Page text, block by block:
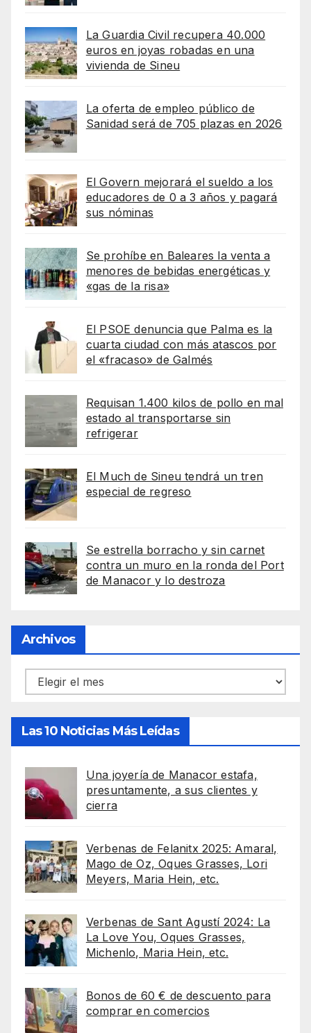
La Guardia Civil recupera 40.000
euros en joyas robadas en una
vivienda de Sineu
La oferta de empleo público de
Sanidad será de 705 plazas en 2026
El Govern mejorará el sueldo a los
educadores de 0 a 3 años y pagará
sus nóminas
Se prohíbe en Baleares la venta a
menores de bebidas energéticas y
«gas de la risa»
El PSOE denuncia que Palma es la
cuarta ciudad con más atascos por
el «fracaso» de Galmés
Requisan 1.400 kilos de pollo en mal
estado al transportarse sin
refrigerar
El Much de Sineu tendrá un tren
especial de regreso
Se estrella borracho y sin carnet
contra un muro en la ronda del Port
de Manacor y lo destroza
Archivos
Archivos
Las 10 Noticias Más Leídas
Una joyería de Manacor estafa,
presuntamente, a sus clientes y
cierra
Verbenas de Felanitx 2025: Amaral,
Mago de Oz, Oques Grasses, Lori
Meyers, Maria Hein, etc.
Verbenas de Sant Agustí 2024: La
La Love You, Oques Grasses,
Michenlo, Maria Hein, etc.
Bonos de 60 € de descuento para
comprar en comercios